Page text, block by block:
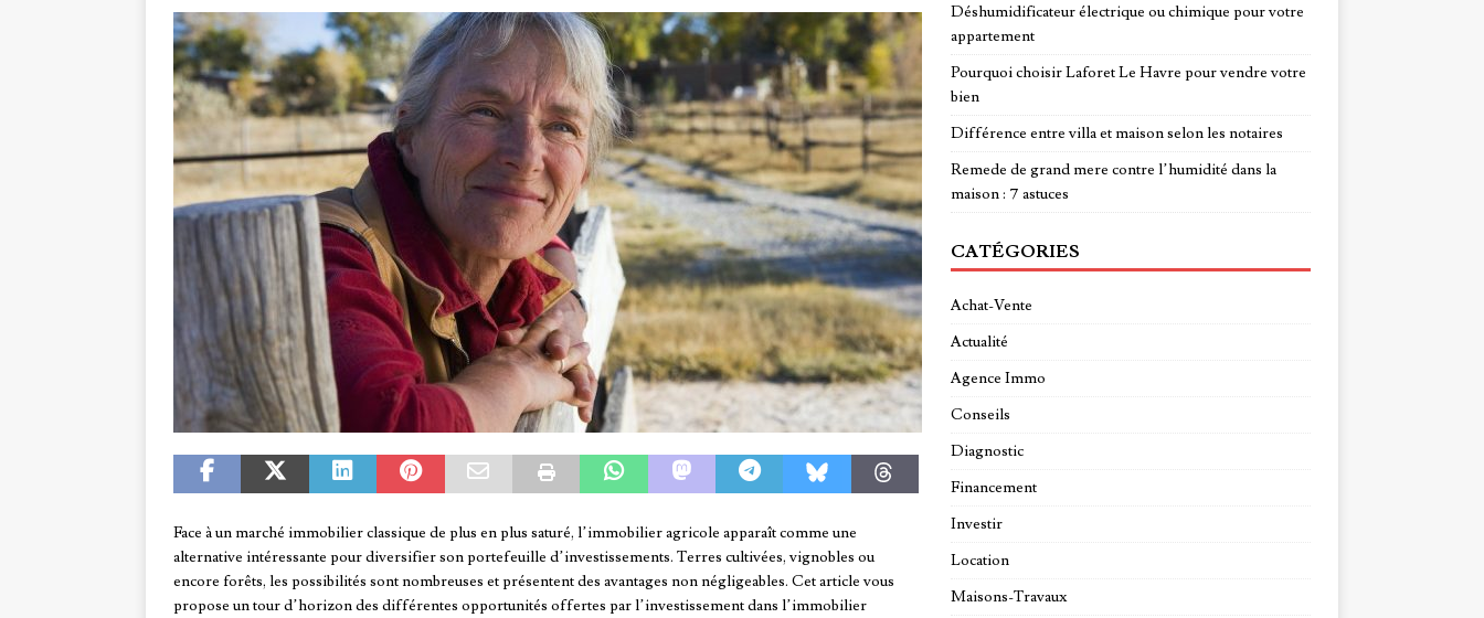
Face à un marché immobilier classique de plus en plus saturé, l’immobilier agricole apparaît comme une
alternative intéressante pour diversifier son portefeuille d’investissements. Terres cultivées, vignobles ou
encore forêts, les possibilités sont nombreuses et présentent des avantages non négligeables. Cet article vous
propose un tour d’horizon des différentes opportunités offertes par l’investissement dans l’immobilier
Déshumidificateur électrique ou chimique pour votre
appartement
Pourquoi choisir Laforet Le Havre pour vendre votre
bien
Différence entre villa et maison selon les notaires
Remede de grand mere contre l’humidité dans la
maison : 7 astuces
CATÉGORIES
Achat-Vente
Actualité
Agence Immo
Conseils
Diagnostic
Financement
Investir
Location
Maisons-Travaux